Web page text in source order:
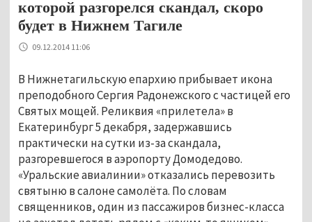
которой разгорелся скандал, скоро
будет в Нижнем Тагиле
09.12.2014 11:06
В Нижнетагильскую епархию прибывает икона
преподобного Сергия Радонежского с частицей его
Святых мощей. Реликвия «прилетела» в
Екатеринбург 5 декабря, задержавшись
практически на сутки из-за скандала,
разгоревшегося в аэропорту Домодедово.
«Уральские авиалинии» отказались перевозить
святыню в салоне самолёта. По словам
священников, один из пассажиров бизнес-класса